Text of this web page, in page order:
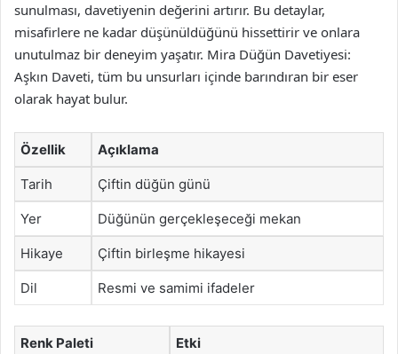
sunulması, davetiyenin değerini artırır. Bu detaylar,
misafirlere ne kadar düşünüldüğünü hissettirir ve onlara
unutulmaz bir deneyim yaşatır. Mira Düğün Davetiyesi:
Aşkın Daveti, tüm bu unsurları içinde barındıran bir eser
olarak hayat bulur.
Özellik Açıklama
Tarih Çiftin düğün günü
Yer Düğünün gerçekleşeceği mekan
Hikaye Çiftin birleşme hikayesi
Dil Resmi ve samimi ifadeler
Renk Paleti Etki